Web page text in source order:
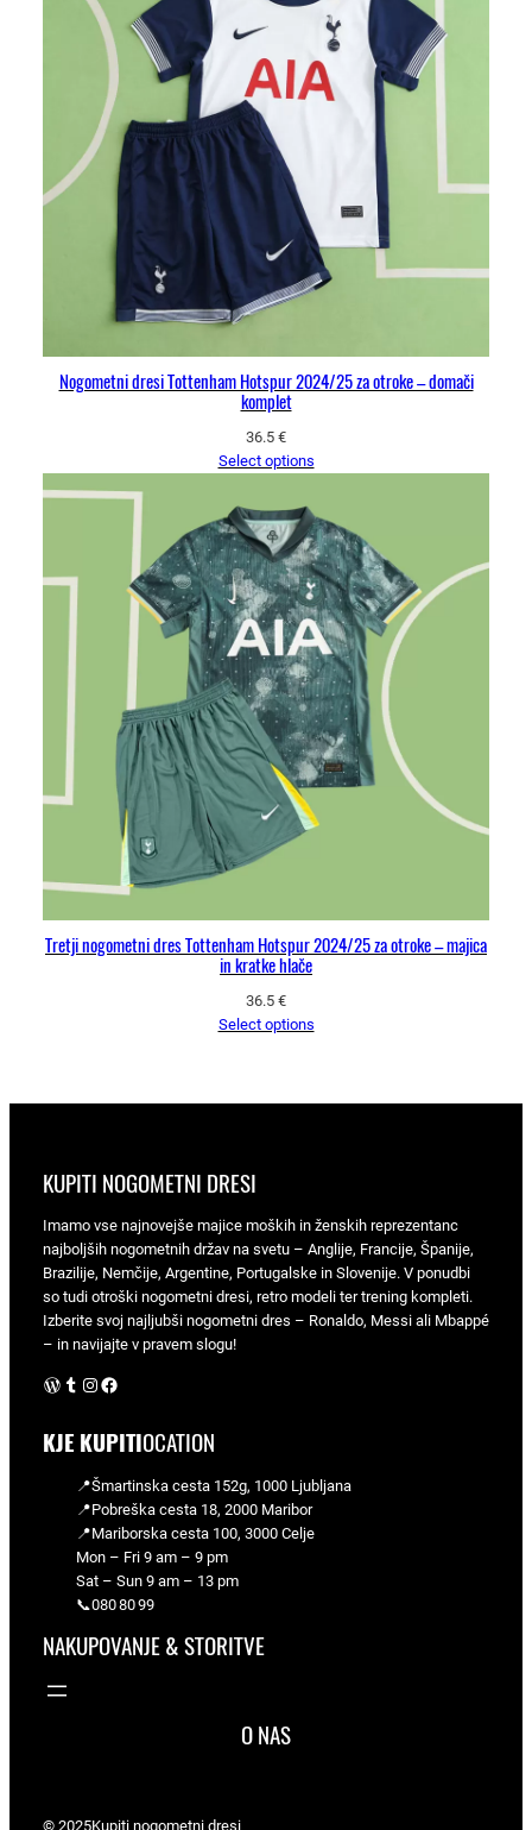
Nogometni dresi Tottenham Hotspur 2024/25 za otroke – domači
komplet
36.5 €
Select options
Tretji nogometni dres Tottenham Hotspur 2024/25 za otroke – majica
in kratke hlače
36.5 €
Select options
KUPITI NOGOMETNI DRESI
Imamo vse najnovejše majice moških in ženskih reprezentanc
najboljših nogometnih držav na svetu – Anglije, Francije, Španije,
Brazilije, Nemčije, Argentine, Portugalske in Slovenije. V ponudbi
so tudi otroški nogometni dresi, retro modeli ter trening kompleti.
Izberite svoj najljubši nogometni dres – Ronaldo, Messi ali Mbappé
– in navijajte v pravem slogu!
WordPress Instagram Facebook
KJE KUPITIOCATION
📍Šmartinska cesta 152g, 1000 Ljubljana
📍Pobreška cesta 18, 2000 Maribor
📍Mariborska cesta 100, 3000 Celje
Mon – Fri 9 am – 9 pm
Sat – Sun 9 am – 13 pm
📞080 80 99
NAKUPOVANJE & STORITVE
O NAS
© 2025Kupiti nogometni dresi